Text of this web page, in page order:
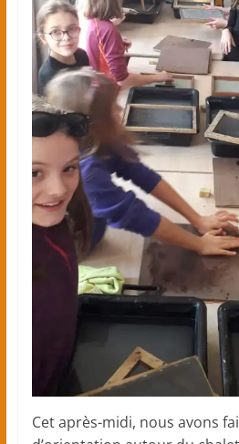
Cet après-midi, nous avons